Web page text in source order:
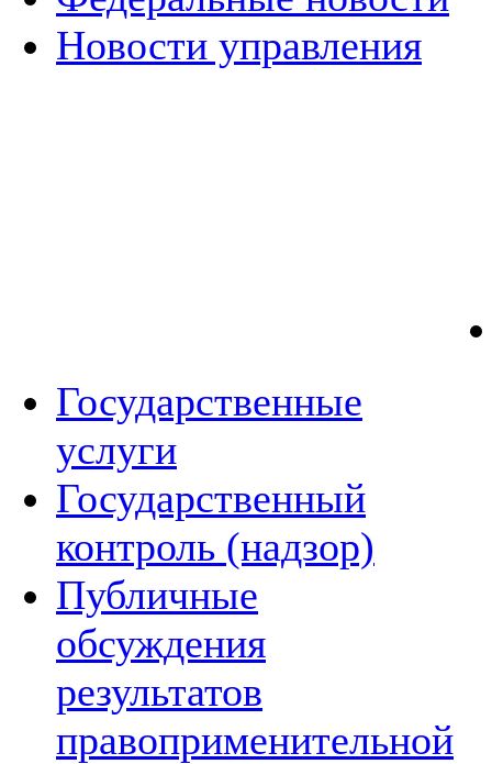
Новости управления
Государственные
услуги
Государственный
контроль (надзор)
Публичные
обсуждения
результатов
правоприменительной